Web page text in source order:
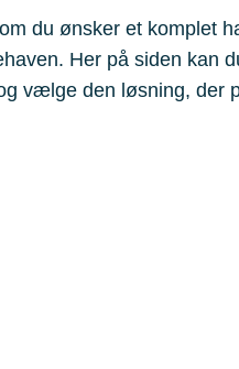
du ønsker et komplet
Her på siden kan
vælge den løsning, der